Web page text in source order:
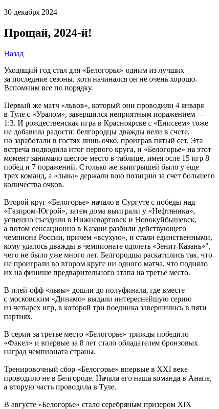
30 декабря 2024
Прощай, 2024-й!
Назад
Уходящий год стал для «Белогорья» одним из лучших
за последние сезоны, хотя начинался он не очень хорошо.
Вспомним все по порядку.
Первый же матч «львов», который они проводили 4 января
в Туле с «Уралом», завершился неприятным поражением —
1:3. И рождественская игра в Красноярске с «Енисеем» тоже
не добавила радости: белгородцы дважды вели в счете,
но заработали в гостях лишь очко, проиграв пятый сет. Эта
встреча подводила итог первого круга, и «Белогорье» на этот
момент занимало шестое место в таблице, имея осле 15 игр 8
побед и 7 поражений. Столько же выигрышей было у еще
трех команд, а «львы» держали вою позицию за счет большего
количества очков.
Второй круг «Белогорье» начало в Сургуте с победы над
«Газпром-Югрой», затем дома выиграли у «Нефтяника»,
успешно съездили в Нижневартовск и Новокуйбышевск,
а потом сенсационно в Казани разбили действующего
чемпиона России, причем «всухую», и стали единственными,
кому удалось дважды в чемпионате одолеть «Зенит-Казань»",
чего не было уже много лет. Белгородцы раскатились так, что
не проиграли во втором круге ни одного матча, что подняло
их на финише предварительного этапа на третье место.
В плей-офф «львы» дошли до полуфинала, где вместе
с московским «Динамо» выдали интереснейшую серию
из четырех игр, в которой три поединка завершились в пяти
партиях.
В серии за третье место «Белогорье» трижды победило
«Факел» и впервые за 8 лет стало обладателем бронзовых
наград чемпионата страны.
Тренировочный сбор «Белогорье» впервые в XXI веке
проводило не в Белгороде. Начала его наша команда в Анапе,
а вторую часть проводила в Туле.
В августе «Белогорье» стало серебряным призером XIX